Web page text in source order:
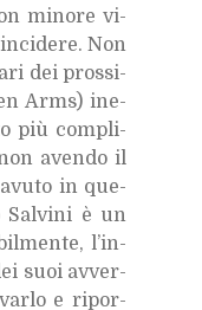
mi­no­re vi­
Non
dei pros­si­
Arms) ine­
più com­pli­
aven­do il
avu­to in que­
Sal­vi­ni è un
l’in­
suoi av­ver­
e ri­por­